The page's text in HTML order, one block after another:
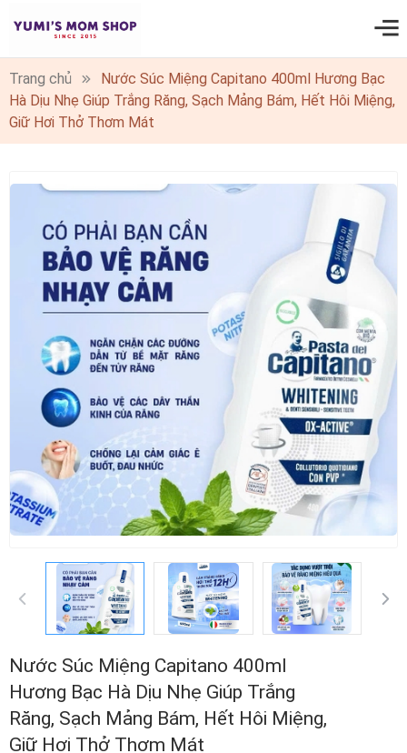
0
Trang chủ
Nước Súc Miệng Capitano 400ml Hương Bạc
Hà Dịu Nhẹ Giúp Trắng Răng, Sạch Mảng Bám, Hết Hôi Miệng,
Giữ Hơi Thở Thơm Mát
Nước Súc Miệng Capitano 400ml
Hương Bạc Hà Dịu Nhẹ Giúp Trắng
Răng, Sạch Mảng Bám, Hết Hôi Miệng,
Giữ Hơi Thở Thơm Mát